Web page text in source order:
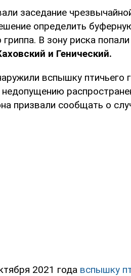
заседание
определить
гриппа. В зону риска
и Генический.
вспышку
призвали сообщать о
2021 года вспышку